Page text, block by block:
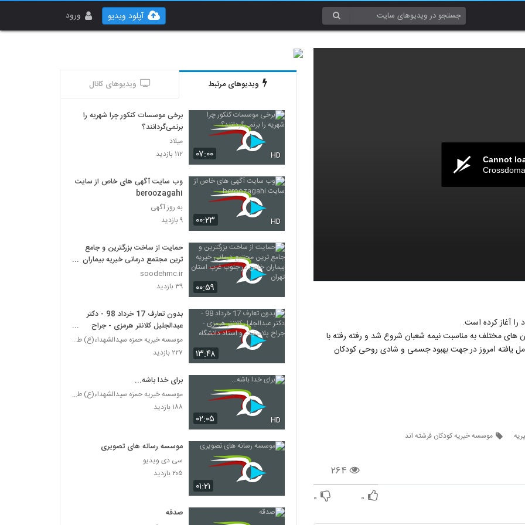
ورود آپلود ویدیو
Cannot
مختلف به مناسبت نیمه شعبان شروع شد و رفته رفته با
یافته امروز در جهت بهبود جسمی و شادی روحی کودکان
موسسه خیریه کودکان فرشته اند
۲۶۴
۰ ۰
ویدیوهای مرتبط ویدیوهای کانال
۰۷:۰۰ HD
برخی موسسات کنکور چرا شهریه را
برنمی‌گردانند؟
میلاد
۱۱۲ بازدید
۰۰:۲۳ HD
وب سایت آگهی های خاص از سایت
beroozagahi
به روز آگهی
۹ بازدید
۰۰:۵۹
حمایت از ساخت بزرگترین و جامع
ترین مجتمع درمانی خیریه بیماران
خاص در جنوب غرب استان تهران
soodehmc.ir
۳۹ بازدید
۱۳:۴۸
بدون تعارف 17 خرداد 98 - دکتر
عبدالجلیل کلانتر هرمزی - جراح
پلاستیک و استاد دانشگاه
موسسه خیریه حمزه سیدالشهداء(ع) طرقبه
۲۲۷ بازدید
۰۲:۰۵ HD
برای خدا باشه...
موسسه خیریه حمزه سیدالشهداء(ع) طرقبه
۱۸۸ بازدید
۰۱:۲۱
موسسه رسانه های تصویری
سی دی ویدیو
۲۰۵ بازدید
صدقه